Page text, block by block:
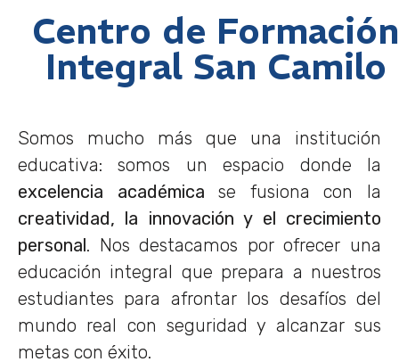
Centro de Formación
Integral San Camilo
Somos mucho más que una institución
educativa: somos un espacio donde la
excelencia académica se fusiona con la
creatividad, la innovación y el crecimiento
personal. Nos destacamos por ofrecer una
educación integral que prepara a nuestros
estudiantes para afrontar los desafíos del
mundo real con seguridad y alcanzar sus
metas con éxito.